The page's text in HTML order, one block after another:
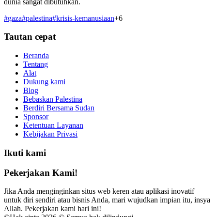
#gaza#palestina#krisis-kemanusiaan+6
Tautan cepat
Beranda
Tentang
Alat
Dukung kami
Blog
Bebaskan Palestina
Berdiri Bersama Sudan
Sponsor
Ketentuan Layanan
Kebijakan Privasi
Ikuti kami
Pekerjakan Kami!
Jika Anda menginginkan situs web keren atau aplikasi inovatif
untuk diri sendiri atau bisnis Anda, mari wujudkan impian itu, insya
Allah. Pekerjakan kami hari ini!